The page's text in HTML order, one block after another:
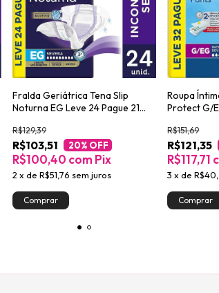
Fralda Geriátrica Tena Slip
Noturna EG Leve 24 Pague 21
R$103,51
R$129,39
20% OFF
2 x de R$51,76 sem juros
R$100,40 com Pix
Roupa
Protect G/
R$121,35
R$151,69
3 xde
R$117,71